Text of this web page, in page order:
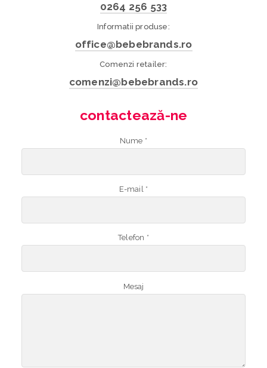
0264 256 533
Informatii produse:
office@bebebrands.ro
Comenzi retailer:
comenzi@bebebrands.ro
contactează-ne
Nume *
E-mail *
Telefon *
Mesaj